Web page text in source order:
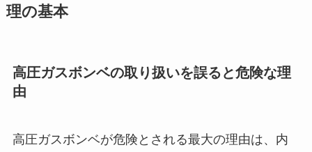
理の基本
高圧ガスボンベの取り扱いを誤ると危険な理
由
高圧ガスボンベが危険とされる最大の理由は、内